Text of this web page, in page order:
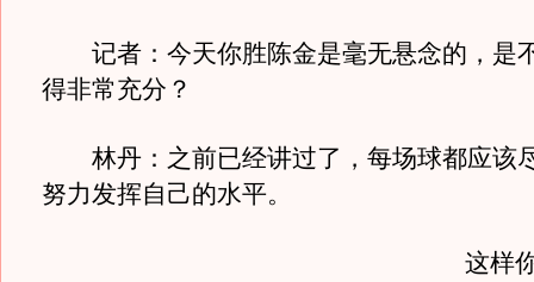
记者：今天你胜陈金是毫无悬念的，是
得非常充分？
林丹：之前已经讲过了，每场球都应该
努力发挥自己的水平。
这样